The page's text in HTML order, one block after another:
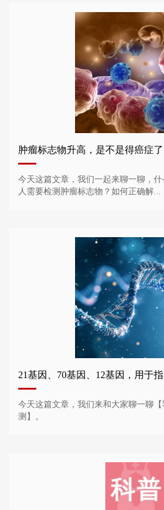
肿瘤标志物升高，是不是得癌症了
今天这篇文章，我们一起来聊一聊，
人需要检测肿瘤标志物？如何正确解...
今天这篇文章，我们来和大家聊一聊
测】。